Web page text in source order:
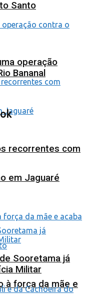
recorrentes com
em Jaguaré
à força da mãe e
Santo
operação
Bananal
Sooretama já
Militar